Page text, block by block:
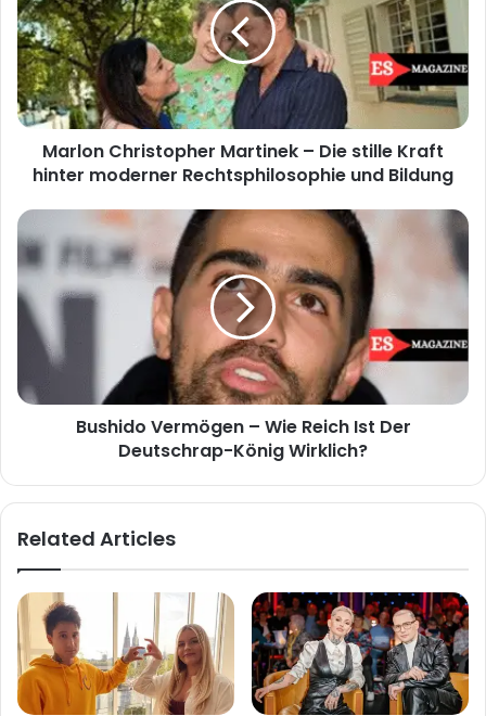
–
Die
stille
Kraft
hinter
moderner
Rechtsphilosophie
und
Marlon Christopher Martinek – Die stille Kraft
hinter moderner Rechtsphilosophie und Bildung
Bushido
Vermögen
–
Wie
Reich
König
Bushido Vermögen – Wie Reich Ist Der
Deutschrap-König Wirklich?
Related Articles